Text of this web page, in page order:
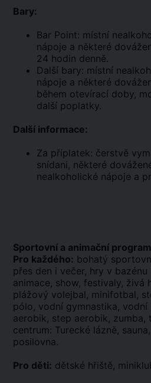
Bary:
Bar Point: místní
nápoje a některé
24 hodin denně.
Další bary: místní
nápoje a některé
během otevírací doby,
další poplatky.
Další informace:
Za příplatek: čerstvě
snídani, některé
nealkoholické nápoje a
Sportovní a animační program
Pro každého: bohatý
přes den i večer, hry v bazénu
animace, show, festivaly, živá
plážový volejbal, minifotbal,
pólo, vodní gymnastika, vodní
aerobik, step aerobik, zumba,
centrum: Turecké lázně,
posilovna.
Pro děti: dětské hřiště,